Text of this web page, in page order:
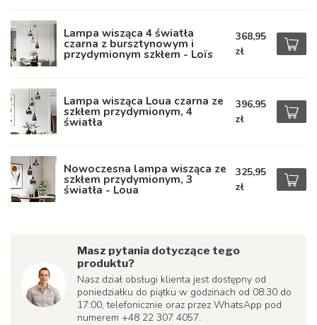
Lampa wisząca 4 światła
czarna z bursztynowym i
przydymionym szkłem - Loïs
368,95
zł
Lampa wisząca Loua czarna ze
szkłem przydymionym, 4
światła
396,95
zł
Nowoczesna lampa wisząca ze
szkłem przydymionym, 3
światła - Loua
325,95
zł
Masz pytania dotyczące tego
produktu?
Nasz dział obsługi klienta jest dostępny od
poniedziałku do piątku w godzinach od 08:30 do
17:00, telefonicznie oraz przez WhatsApp pod
numerem +48 22 307 4057.